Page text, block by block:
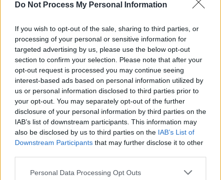
Do Not Process My Personal Information
If you wish to opt-out of the sale, sharing to third parties, or
processing of your personal or sensitive information for
targeted advertising by us, please use the below opt-out
section to confirm your selection. Please note that after your
opt-out request is processed you may continue seeing
interest-based ads based on personal information utilized by
us or personal information disclosed to third parties prior to
your opt-out. You may separately opt-out of the further
disclosure of your personal information by third parties on the
IAB’s list of downstream participants. This information may
also be disclosed by us to third parties on the IAB’s List of
Downstream Participants that may further disclose it to other
Please note that this website/app uses one or more Google
Personal Data Processing Opt Outs
οικ.14453/5.3.2021 οι βαφτίσεις στην
ισχύει άλλη ΚΥΑ;», με τον Άδωνι Γεωργιάδη
να απαντά: «Κυρία Κουτσούμπα θα σας
λυπήσω αλλά για τη συγκεκριμένη βάπτιση η
οικογένεια για σοβαρούς οικογενειακούς
της λόγους έκανε αίτηση και έλαβε άδεια για
την πραγματοποίησή της την συγκεκριμένη
μέρα και ώρα. Η άδεια έχει ημερομηνία
05/03/2021 και εξεδόθη από την Πολιτική
Προστασία».
Ένα θέμα με την ισονομία το χουμε
σε αυτή τη χώρα ε;